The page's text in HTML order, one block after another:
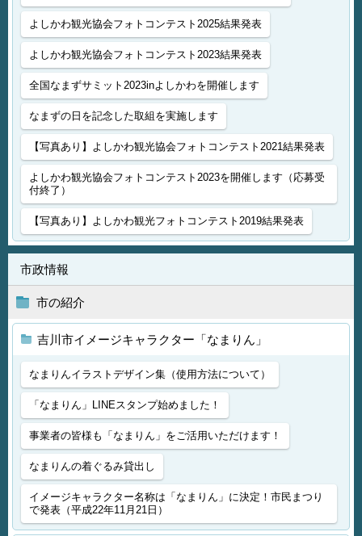
よしかわ観光協会フォトコンテスト2025結果発表
よしかわ観光協会フォトコンテスト2023結果発表
全国なまずサミット2023inよしかわを開催します
なまずの日を記念した取組を実施します
【写真あり】よしかわ観光協会フォトコンテスト2021結果発表
よしかわ観光協会フォトコンテスト2023を開催します（応募受
付終了）
【写真あり】よしかわ観光フォトコンテスト2019結果発表
市政情報
市の紹介
吉川市イメージキャラクター「なまりん」
なまりんイラストデザイン集（使用方法について）
「なまりん」LINEスタンプ始めました！
事業者の皆様も「なまりん」をご活用いただけます！
なまりんの着ぐるみ貸出し
イメージキャラクター名称は「なまりん」に決定！市民まつり
で発表（平成22年11月21日）